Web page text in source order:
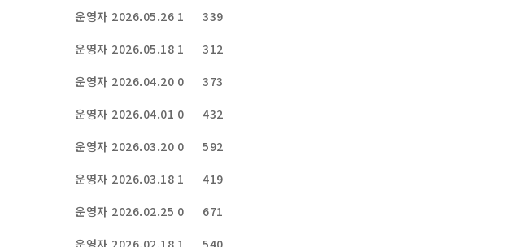
운영자 2026.05.26 1
339
운영자 2026.05.18 1
312
운영자 2026.04.20 0
373
운영자 2026.04.01 0
432
운영자 2026.03.20 0
592
운영자 2026.03.18 1
419
운영자 2026.02.25 0
671
운영자 2026.02.18 1
540